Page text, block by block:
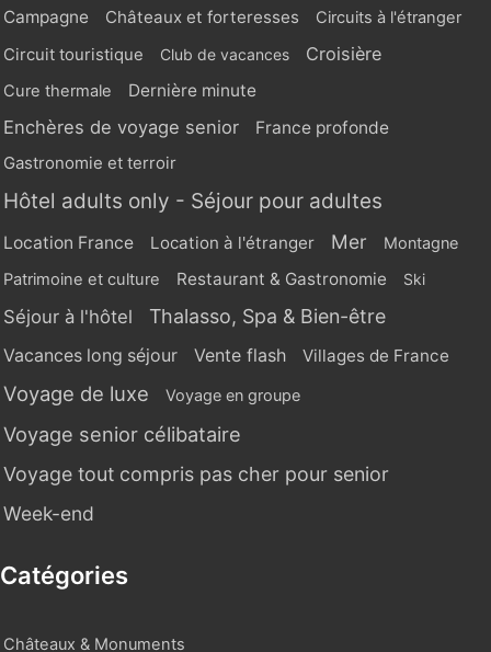
Campagne Châteaux et forteresses
Circuits à l'étranger
Circuit touristique
Club de vacances Croisière
Cure thermale Dernière minute
Enchères de voyage senior
France profonde
Gastronomie et terroir
Hôtel adults only - Séjour pour adultes
Location France Location à l'étranger Mer Montagne
Patrimoine et culture Restaurant & Gastronomie Ski
Séjour à l'hôtel Thalasso, Spa & Bien-être
Vacances long séjour Vente flash Villages de France
Voyage de luxe Voyage en groupe
Voyage senior célibataire
Voyage tout compris pas cher pour senior
Week-end
Catégories
Châteaux & Monuments